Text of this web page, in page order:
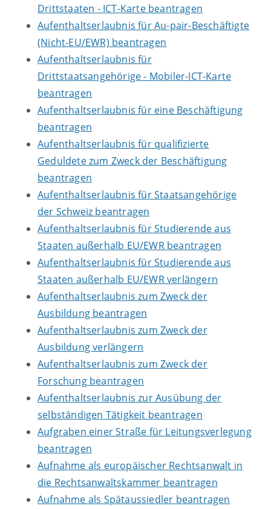
Drittstaaten - ICT-Karte beantragen
Aufenthaltserlaubnis für Au-pair-Beschäftigte
(Nicht-EU/EWR) beantragen
Aufenthaltserlaubnis für
Drittstaatsangehörige - Mobiler-ICT-Karte
beantragen
Aufenthaltserlaubnis für eine Beschäftigung
beantragen
Aufenthaltserlaubnis für qualifizierte
Geduldete zum Zweck der Beschäftigung
beantragen
Aufenthaltserlaubnis für Staatsangehörige
der Schweiz beantragen
Aufenthaltserlaubnis für Studierende aus
Staaten außerhalb EU/EWR beantragen
Aufenthaltserlaubnis für Studierende aus
Staaten außerhalb EU/EWR verlängern
Aufenthaltserlaubnis zum Zweck der
Ausbildung beantragen
Aufenthaltserlaubnis zum Zweck der
Ausbildung verlängern
Aufenthaltserlaubnis zum Zweck der
Forschung beantragen
Aufenthaltserlaubnis zur Ausübung der
selbständigen Tätigkeit beantragen
Aufgraben einer Straße für Leitungsverlegung
beantragen
Aufnahme als europäischer Rechtsanwalt in
die Rechtsanwaltskammer beantragen
Aufnahme als Spätaussiedler beantragen